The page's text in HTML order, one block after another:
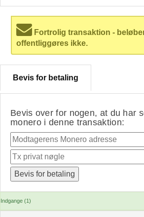
Fortrolig transaktion -
offentliggøres ikke.
Bevis for betaling
Bevis over for nogen, at du har
monero i denne transaktion:
Indgange (1)